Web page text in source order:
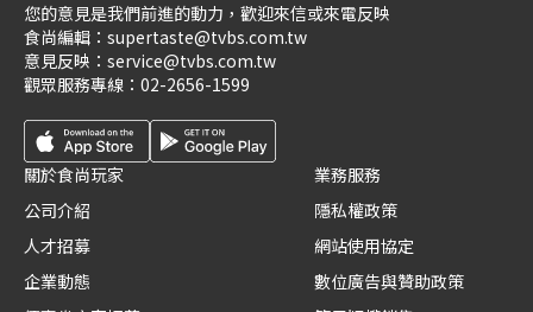
您的意見是我們前進的動力，歡迎來信或來電反映
食尚編輯： supertaste@tvbs.com.tw
意見反映： service@tvbs.com.tw
觀眾服務專線： 02-2656-1599
關於食尚玩家
公司介紹
人才招募
企業動態
業務服務
隱私權政策
網站使用協定
數位廣告與贊助政策